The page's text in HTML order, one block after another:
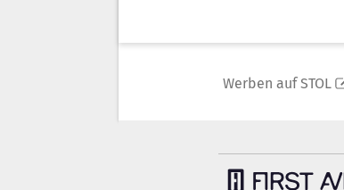
Werben auf STOL